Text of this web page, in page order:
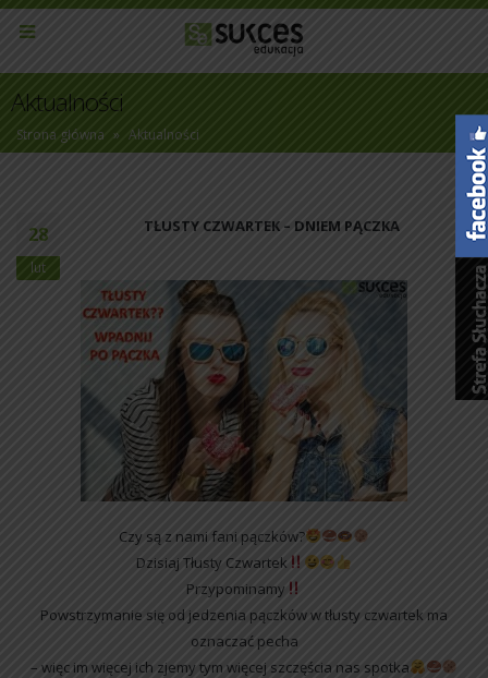
Aktualności
Strona główna » Aktualności
28
lut
TŁUSTY CZWARTEK – DNIEM PĄCZKA
Czy są z nami fani pączków?
Dzisiaj Tłusty Czwartek
Przypominamy
Powstrzymanie się od jedzenia pączków w tłusty czwartek ma
oznaczać pecha
– więc im więcej ich zjemy tym więcej szczęścia nas spotka